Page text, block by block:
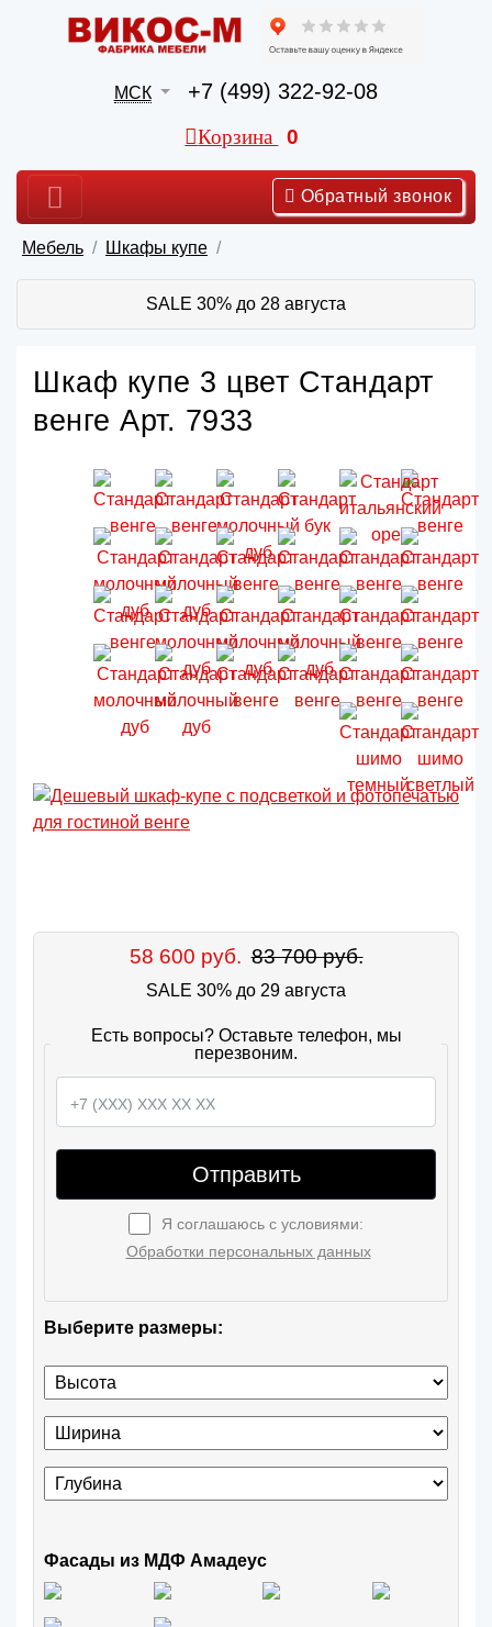
МСК +7 (499) 322-92-08
Корзина 0
Обратный звонок
Мебель Шкафы купе
SALE 30% до 28 августа
Шкаф купе 3 цвет Стандарт
венге Арт. 7933
58 600 руб. 83 700 руб.
SALE 30% до 29 августа
Есть вопросы? Оставьте телефон, мы
перезвоним.
Отправить
Я соглашаюсь с условиями:
Обработки персональных данных
Выберите размеры:
Фасады из МДФ Амадеус